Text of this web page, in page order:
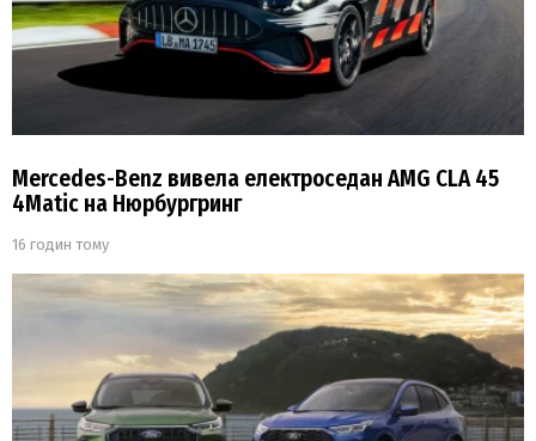
Mercedes-Benz вивела електроседан AMG CLA 45
4Matic на Нюрбургринг
16 годин тому